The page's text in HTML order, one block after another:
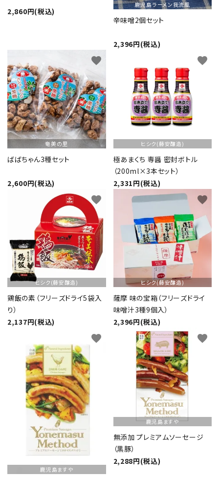
プライバシーポリシー
card_giftcard 送料無料
2,860円(税込)
鹿児島ラーメン我流風
辛味噌2個セット
2,396円(税込)
奄美の里
ばばちゃん3種セット
2,600円(税込)
favorite
ヒシク(藤安醸造)
極あまくち 専醤 密封ボトル
（200ml×3本セット）
2,331円(税込)
favorite
ヒシク(藤安醸造)
鶏飯の素（フリーズドライ5袋入
り）
2,137円(税込)
favorite
ヒシク(藤安醸造)
薩摩 味の宝箱（フリーズドライ
味噌汁3種9個入）
2,396円(税込)
favorite
鹿児島ますや
favorite
鹿児島ますや
無添加 プレミアムソーセージ
（黒豚）
2,288円(税込)
favorite